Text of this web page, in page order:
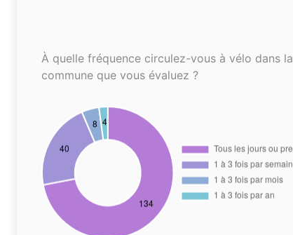
À quelle fréquence circulez-vous à vélo dans la
commune que vous évaluez ?